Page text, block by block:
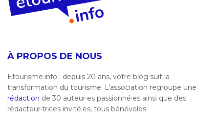
À PROPOS DE NOUS
Etourisme.info : depuis 20 ans, votre blog suit la
transformation du tourisme. L’association regroupe une
rédaction de 30 auteur·es passionné·es ainsi que des
rédacteur·trices invité·es, tous bénévoles.